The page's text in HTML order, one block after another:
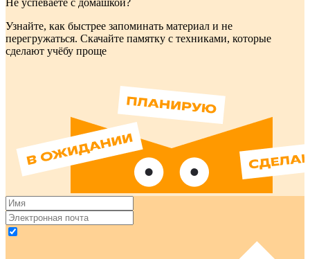
Узнайте, как быстрее запоминать материал и не
перегружаться. Скачайте памятку с техниками, которые
сделают учёбу проще